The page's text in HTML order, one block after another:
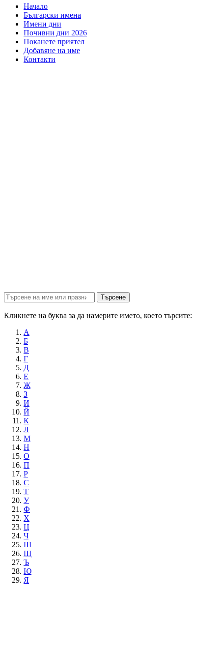
Начало
Български имена
Имени дни
Почивни дни 2026
Поканете приятел
Добавяне на име
Контакти
Търсене
Кликнете на буква за да намерите името, което търсите:
А
Б
В
Г
Д
Е
Ж
З
И
Й
К
Л
М
Н
О
П
Р
С
Т
У
Ф
Х
Ц
Ч
Ш
Щ
Ъ
Ю
Я